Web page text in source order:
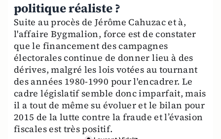
politique réaliste ?
Suite au procès de Jérôme Cahuzac et à,
l'affaire Bygmalion, force est de constater
que le financement des campagnes
électorales continue de donner lieu à des
dérives, malgré les lois votées au tournant
des années 1980-1990 pour l'encadrer. Le
cadre législatif semble donc imparfait, mais
il a tout de même su évoluer et le bilan pour
2015 de la lutte contre la fraude et l’évasion
fiscales est très positif.